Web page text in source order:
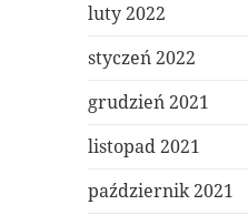
luty 2022
styczeń 2022
grudzień 2021
listopad 2021
październik 2021